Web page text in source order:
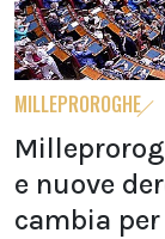
MILLEPROROGHE
e nuove
cambia